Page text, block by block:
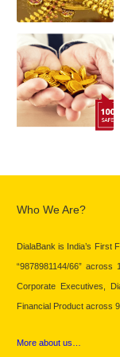
Who We Are?
DialaBank is India’s First
“9878981144/66”
Corporate Executives,
Financial Product across
More about us…